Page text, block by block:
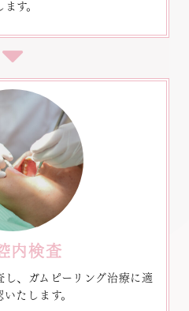
す。
内検査
、ガムピーリング治療に適
たします。